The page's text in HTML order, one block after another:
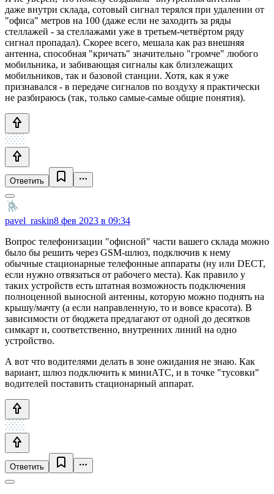
даже внутри склада, сотовый сигнал терялся при удалении от
"офиса" метров на 100 (даже если не заходить за ряды
стеллажей - за стеллажами уже в третьем-четвёртом ряду
сигнал пропадал). Скорее всего, мешала как раз внешняя
антенна, способная "кричать" значительно "громче" любого
мобильника, и забивающая сигналы как близлежащих
мобильников, так и базовой станции. Хотя, как я уже
признавался - в передаче сигналов по воздуху я практически
не разбираюсь (так, только самые-самые общие понятия).
Ответить
pavel_raskin8 фев 2023 в 09:34
Вопрос телефонизации "офисной" части вашего склада можно
было бы решить через GSM-шлюз, подключив к нему
обычные стационарные телефонные аппараты (ну или DECT,
если нужно отвязаться от рабочего места). Как правило у
таких устройств есть штатная возможность подключения
полноценной выносной антенны, которую можно поднять на
крышу/мачту (а если направленную, то и вовсе красота). В
зависимости от бюджета предлагают от одной до десятков
симкарт и, соответственно, внутренних линий на одно
устройство.
А вот что водителями делать в зоне ожидания не знаю. Как
вариант, шлюз подключить к миниАТС, и в точке "тусовки"
водителей поставить стационарный аппарат.
Ответить